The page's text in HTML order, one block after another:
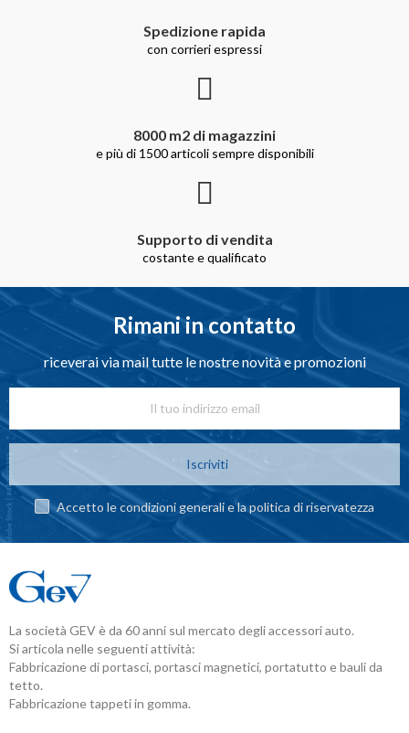
Spedizione rapida
con corrieri espressi
8000 m2 di magazzini
e più di 1500 articoli sempre disponibili
Supporto di vendita
costante e qualificato
Rimani in contatto
riceverai via mail tutte le nostre novità e promozioni
Iscriviti
Accetto le condizioni generali e la politica di riservatezza
La società GEV è da 60 anni sul mercato degli accessori auto.
Si articola nelle seguenti attività:
Fabbricazione di portasci, portasci magnetici, portatutto e bauli da
tetto.
Fabbricazione tappeti in gomma.